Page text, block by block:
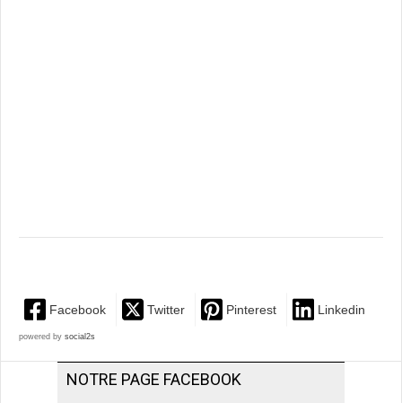
Facebook Twitter Pinterest Linkedin
powered by social2s
NOTRE PAGE FACEBOOK